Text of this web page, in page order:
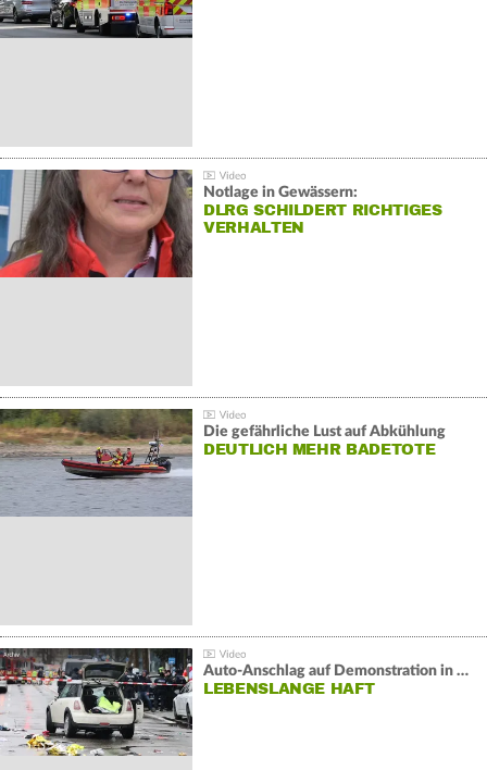
Notlage in Gewässern:
DLRG SCHILDERT RICHTIGES
VERHALTEN
Die gefährliche Lust auf Abkühlung
DEUTLICH MEHR BADETOTE
Auto-Anschlag auf Demonstration in München:
LEBENSLANGE HAFT